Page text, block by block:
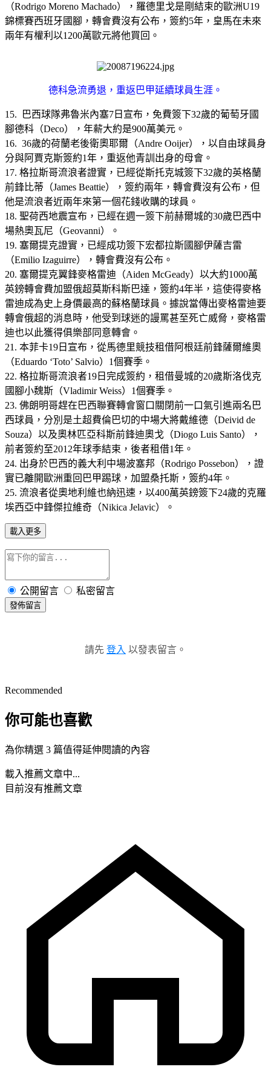
（Rodrigo Moreno Machado），羅德里戈是剛結束的歐洲U19
錦標賽西班牙國腳，轉會費沒有公布，簽約5年，皇馬在未來
兩年有權利以1200萬歐元將他買回。
德科急流勇退，重返巴甲延續球員生涯。
15. 巴西球隊弗魯米內塞7日宣布，免費簽下32歲的葡萄牙國
腳德科（Deco），年薪大約是900萬美元。
16. 36歲的荷蘭老後衛奧耶爾（Andre Ooijer），以自由球員身
分與阿賈克斯簽約1年，重返他青訓出身的母會。
17. 格拉斯哥流浪者證實，已經從斯托克城簽下32歲的英格蘭
前鋒比蒂（James Beattie），簽約兩年，轉會費沒有公布，但
他是流浪者近兩年來第一個花錢收購的球員。
18. 聖荷西地震宣布，已經在週一簽下前赫爾城的30歲巴西中
場熱奧瓦尼（Geovanni）。
19. 塞爾提克證實，已經成功簽下宏都拉斯國腳伊薩吉雷
（Emilio Izaguirre），轉會費沒有公布。
20. 塞爾提克翼鋒麥格雷迪（Aiden McGeady）以大約1000萬
英鎊轉會費加盟俄超莫斯科斯巴達，簽約4年半，這使得麥格
雷迪成為史上身價最高的蘇格蘭球員。據說當傳出麥格雷迪要
轉會俄超的消息時，他受到球迷的謾罵甚至死亡威脅，麥格雷
迪也以此獲得俱樂部同意轉會。
21. 本菲卡19日宣布，從馬德里競技租借阿根廷前鋒薩爾維奧
（Eduardo ‘Toto’ Salvio）1個賽季。
22. 格拉斯哥流浪者19日完成簽約，租借曼城的20歲斯洛伐克
國腳小魏斯（Vladimir Weiss）1個賽季。
23. 佛朗明哥趕在巴西聯賽轉會窗口關閉前一口氣引進兩名巴
西球員，分別是土超費倫巴切的中場大將戴維德（Deivid de
Souza）以及奧林匹亞科斯前鋒迪奧戈（Diogo Luis Santo），
前者簽約至2012年球季結束，後者租借1年。
24. 出身於巴西的義大利中場波塞邦（Rodrigo Possebon），證
實已離開歐洲重回巴甲踢球，加盟桑托斯，簽約4年。
25. 流浪者從奧地利維也納迅速，以400萬英鎊簽下24歲的克羅
埃西亞中鋒傑拉維奇（Nikica Jelavic）。
載入更多
公開留言 私密留言
發佈留言
請先 登入 以發表留言。
Recommended
你可能也喜歡
為你精選 3 篇值得延伸閱讀的內容
載入推薦文章中...
目前沒有推薦文章